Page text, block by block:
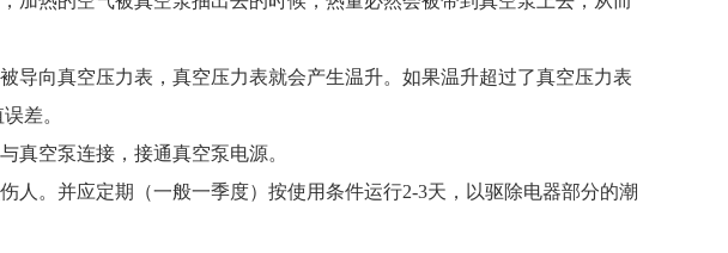
向真空压力表，真空压力表就会产生温升。如果温升超过了真空压力表
差。
空泵连接，接通真空泵电源。
。并应定期（一般一季度）按使用条件运行2-3天，以驱除电器部分的潮